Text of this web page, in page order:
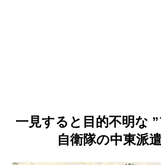
一見すると目的不明な
自衛隊の中東派